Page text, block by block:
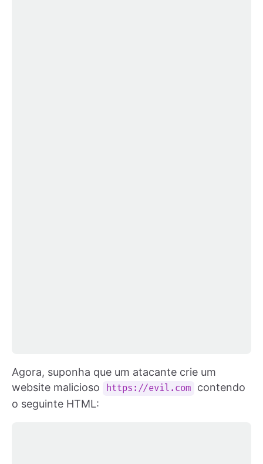
Agora, suponha que um atacante crie um
website malicioso
https://evil.com
contendo
o seguinte HTML: